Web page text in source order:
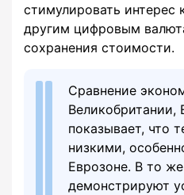
стимулировать интерес
другим цифровым
сохранения стоимости.
Сравнение
показывает, что
низкими,
Еврозоне. В то
демонстрируют